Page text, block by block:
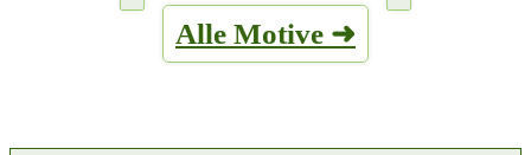
Produktseite
gewählt
Varianten
auf.
Alle Motive ➜